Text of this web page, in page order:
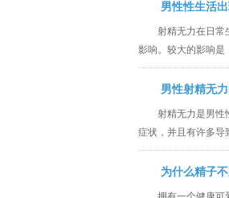
男性性生活
射精无力在日常
影响。较大的影响是
男性射精无
射精无力是男性
症状，并且有许多导
为什么精子